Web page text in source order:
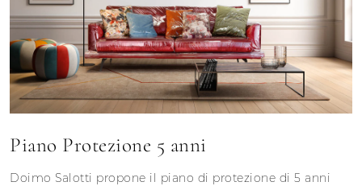
Piano Protezione 5 anni
Doimo Salotti propone il piano di protezione di 5 anni